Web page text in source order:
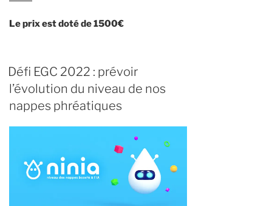
Le prix est doté de 1500€
Défi EGC 2022 : prévoir
l’évolution du niveau de nos
nappes phréatiques